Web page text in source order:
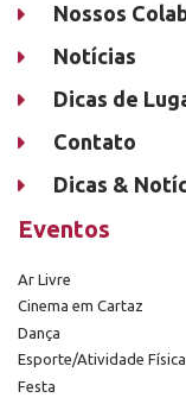
Nossos
Notícias
Dicas de
Contato
Dicas &
Eventos
Ar Livre
Cinema em Cartaz
Dança
Esporte/Atividade Física
Festa